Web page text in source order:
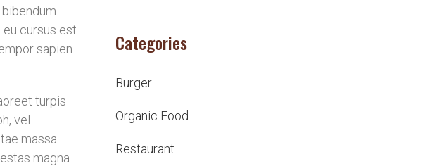
cursus est.
sapien
turpis
vel
massa
magna
Categories
Burger
Organic Food
Restaurant